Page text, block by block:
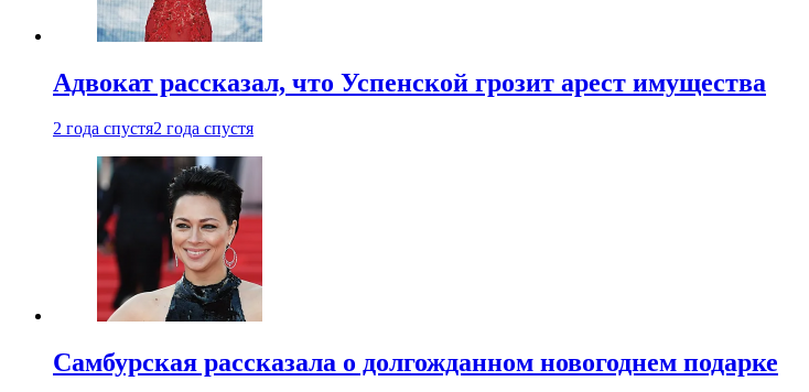
Адвокат рассказал, что Успенской грозит арест имущества
2 года спустя2 года спустя
Самбурская рассказала о долгожданном новогоднем подарке